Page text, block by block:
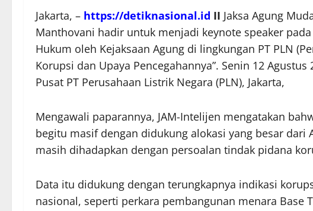
Jakarta, – https://detiknasional.id II Jaksa Agung
Manthovani hadir untuk menjadi keynote speaker
Hukum oleh Kejaksaan Agung di lingkungan PT PLN
Korupsi dan Upaya Pencegahannya”. Senin 12
Pusat PT Perusahaan Listrik Negara (PLN), Jakarta,
Mengawali paparannya, JAM-Intelijen mengatakan
begitu masif dengan didukung alokasi yang besar dari
masih dihadapkan dengan persoalan tindak pidana
Data itu didukung dengan terungkapnya indikasi
nasional, seperti perkara pembangunan menara Base